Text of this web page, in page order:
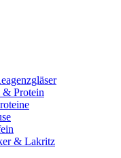
Protein
& Lakritz